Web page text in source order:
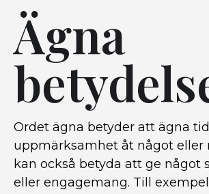
Ägna
Ordet ägna betyder att ägna
uppmärksamhet åt något eller
kan också betyda att ge något
eller engagemang. Till